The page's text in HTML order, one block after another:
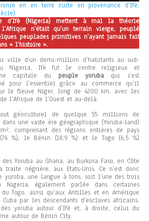
en en terre cuite en provenance d’Ifè,
d’Ifè (Nigeria) mettent à mal la théorie
n’était qu’un terrain vierge, peuplé
peuplades primitives n’ayant jamais fait
« l’histoire ».
ville d’un demi-million d’habitants au sud-
Nigeria, Ifè fut le centre religieux et
capitale du peuple yorubaqui s’est
pour l’essentiel grâce au commerce qu’il
le fleuve Niger, long de 4200 km, avec les
l’Afrique de l’Ouest et au-delà.
géoculturel de quelque 55 millions de
dans une vaste ère géographique (Yoruba-land)
comprenant des régions entières de pays
%), le Bénin (18,9 %) et le Togo (6,5 %)
Yoruba au Ghana, au Burkina Faso, en Côte
traite négrière, aux Etats-Unis. Ce n’est donc
yuroba, une langue à tons, soit l’une des trois
Nigeria, également parlée dans certaines
Togo, ainsi qu’aux Antilles et en Amérique
par les descendants d’esclaves africains.
des yoruba autour d’Ifè et, à droite, celui du
autour de Bénin City.